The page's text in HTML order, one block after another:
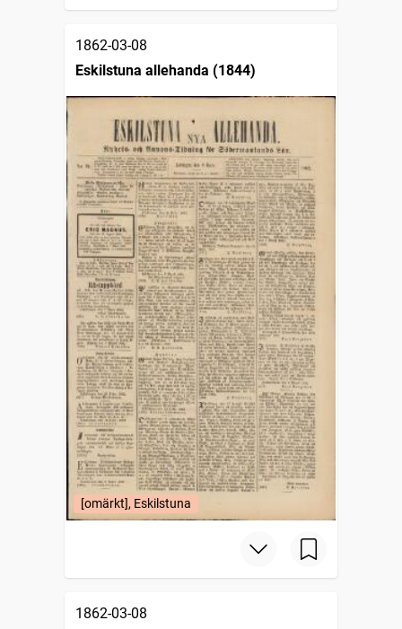
1862-03-08
Eskilstuna allehanda (1844)
[omärkt], Eskilstuna
1862-03-08